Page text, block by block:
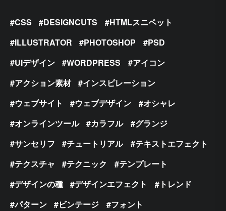
CSS DESIGNCUTS
HTMLスニペット
ILLUSTRATOR
PHOTOSHOP
PSD
UIデザイン
WORDPRESS
アイコン
アクション素材
インスピレーション
ウェブサイト
ウェブデザイン
オシャレ
オンラインツール
カラフル
グランジ
サンセリフ
チュートリアル
テキストエフェクト
テクスチャ
テクニック
テンプレート
デザインの種
デザインエフェクト
トレンド
パターン
ビンテージ
フォント